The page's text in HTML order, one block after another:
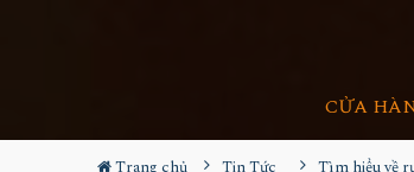
CỬA
Trang chủ Tin Tức Tìm hiểu về